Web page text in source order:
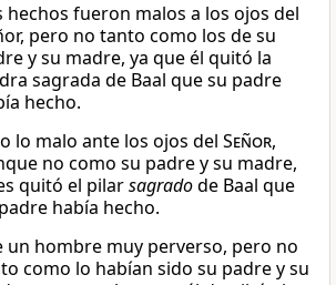
hechos fueron malos a los ojos del
pero no tanto como los de su
y su madre, ya que él quitó la
sagrada de Baal que su padre
hecho.
lo malo ante los ojos del Señor,
no como su padre y su madre,
quitó el pilarsagradode Baal que
había hecho.
un hombre muy perverso, pero no
como lo habían sido su padre y su